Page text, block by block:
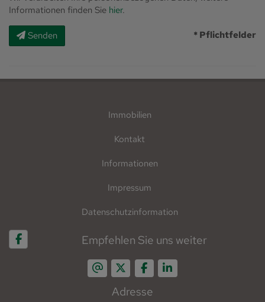
Informationen finden Sie hier.
Senden * Pflichtfelder
Immobilien
Kontakt
Informationen
Impressum
Datenschutzinformation
Empfehlen Sie uns weiter
Adresse